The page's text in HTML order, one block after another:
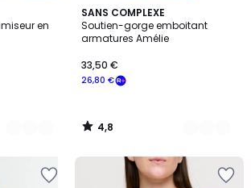
en
SANS COMPLEXE
Soutien-gorge emboitant
armatures Amélie
26,80 €
33,50 €
4,8
/ 5
5
Couleurs
4,8
/